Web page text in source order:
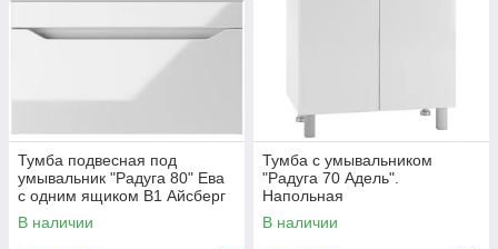
Тумба подвесная под
умывальник "Радуга 80" Ева
с одним ящиком В1 Айсберг
В наличии
Тумба с умывальником
"Радуга 70 Адель".
Напольная
В наличии